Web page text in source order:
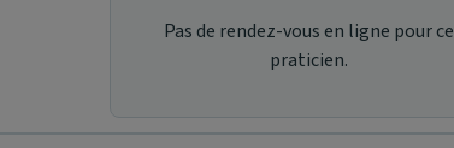
Pas de rendez-vous en ligne pour ce
praticien.